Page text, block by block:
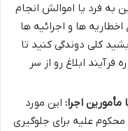
به فرد یا اموالش انجام
ها و اجرائیه ها
کلی دوندگی کنید تا
ابلاغ رو از سر
مأمورین اجرا: این مورد
علیه برای جلوگیری